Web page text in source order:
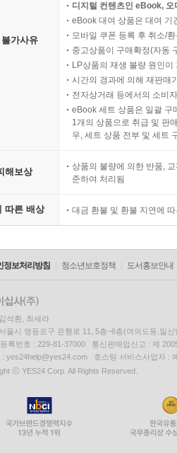
가사유
디지털 컨텐츠인 eBook,
eBook 대여 상품은 대여 기
모바일 쿠폰 등록 후 취소/
중고상품이 구매확정(자동
LP상품의 재생 불량 원인
시간의 경과에 의해 재판매
전자상거래 등에서의 소비
eBook 세트 상품은 일괄 구
1개의 상품으로 취급 및 판
우, 세트 상품 전부 및 세트
해보상
상품의 불량에 의한 반품,
준하여 처리됨
따른 배상 대금 환불 및 환불 지연에
정보처리방침 청소년보호정책 도서홍보안내
석환, 최세라
울시 영등포구 은행로 11, 5층~6층(여의도동,일신
록번호 : 229-81-37000 통신판매업신고 : 제
: yes24help@yes24.com 호스팅 서비스사업자 :
ⓒ YES24 Corp. All Rights Reserved.